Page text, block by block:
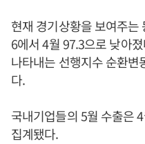
현재 경기상황을 보여주
6에서 4월 97.3으로 낮아
나타내는 선행지수 순환
다.
국내기업들의 5월 수출은
집계됐다.